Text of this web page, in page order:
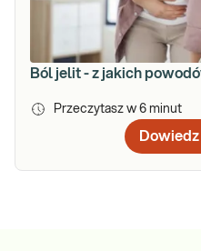
Ból jelit - z jakich
Przeczytasz w 6 minut